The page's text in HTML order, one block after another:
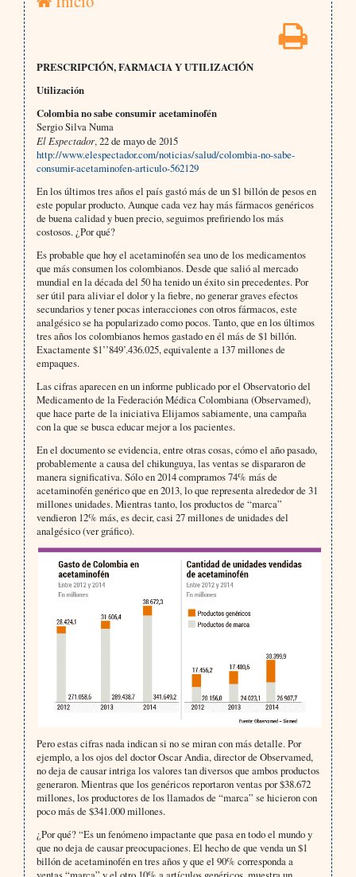
PRESCRIPCIÓN, FARMACIA Y UTILIZACIÓN
Utilización
Colombia no sabe consumir acetaminofén
Sergio Silva Numa
El Espectador, 22 de mayo de 2015
http://www.elespectador.com/noticias/salud/colombia-no-sabe-
consumir-acetaminofen-articulo-562129
En los últimos tres años el país gastó más de un $1 billón de pesos en
este popular producto. Aunque cada vez hay más fármacos genéricos
de buena calidad y buen precio, seguimos prefiriendo los más
costosos. ¿Por qué?
Es probable que hoy el acetaminofén sea uno de los medicamentos
que más consumen los colombianos. Desde que salió al mercado
mundial en la década del 50 ha tenido un éxito sin precedentes. Por
ser útil para aliviar el dolor y la fiebre, no generar graves efectos
secundarios y tener pocas interacciones con otros fármacos, este
analgésico se ha popularizado como pocos. Tanto, que en los últimos
tres años los colombianos hemos gastado en él más de $1 billón.
Exactamente $1’’849’.436.025, equivalente a 137 millones de
empaques.
Las cifras aparecen en un informe publicado por el Observatorio del
Medicamento de la Federación Médica Colombiana (Observamed),
que hace parte de la iniciativa Elijamos sabiamente, una campaña
con la que se busca educar mejor a los pacientes.
En el documento se evidencia, entre otras cosas, cómo el año pasado,
probablemente a causa del chikunguya, las ventas se dispararon de
manera significativa. Sólo en 2014 compramos 74% más de
acetaminofén genérico que en 2013, lo que representa alrededor de 31
millones unidades. Mientras tanto, los productos de “marca”
vendieron 12% más, es decir, casi 27 millones de unidades del
analgésico (ver gráfico).
Pero estas cifras nada indican si no se miran con más detalle. Por
ejemplo, a los ojos del doctor Oscar Andia, director de Observamed,
no deja de causar intriga los valores tan diversos que ambos productos
generaron. Mientras que los genéricos reportaron ventas por $38.672
millones, los productores de los llamados de “marca” se hicieron con
poco más de $341.000 millones.
¿Por qué? “Es un fenómeno impactante que pasa en todo el mundo y
que no deja de causar preocupaciones. El hecho de que venda un $1
billón de acetaminofén en tres años y que el 90% corresponda a